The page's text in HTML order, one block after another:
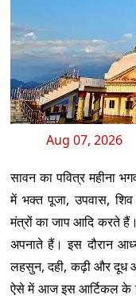
Aug 07, 2026
सावन का पवित्र महीना
में भक्त पूजा, उपवास,
मंत्रों का जाप आदि करते
अपनाते हैं। इस दौरान
लहसुन, दही, कढ़ी और दूध
ऐसे में आज इस आर्टिकल के